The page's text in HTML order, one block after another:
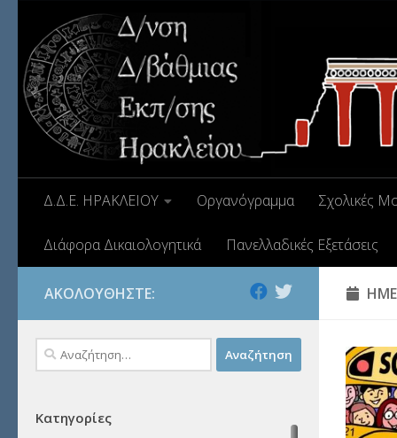
Δ.Δ.Ε. ΗΡΑΚΛΕΙΟΥ Οργανόγραμμα Σχολικές
Διάφορα Δικαιολογητικά Πανελλαδικές Εξετάσεις
ΑΚΟΛΟΥΘΉΣΤΕ:
Αναζήτηση
για:
Κατηγορίες